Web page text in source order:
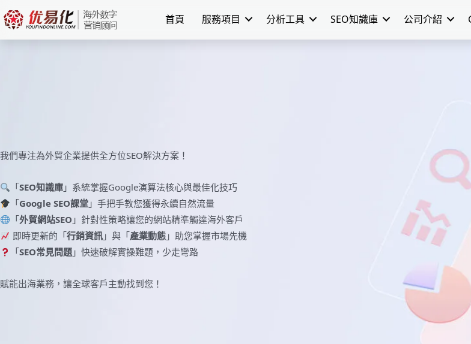
Skip
to
content
首頁 服務項目 分析工具 SEO知識庫 公司介紹
我們專注為外貿企業提供全方位SEO解決方案！
「SEO知識庫 」系統掌握Google演算法核心與最佳化技巧
「Google SEO課堂 」手把手教您獲得永續自然流量
「外貿網站SEO 」針對性策略讓您的網站精準觸達海外客戶
即時更新的「行銷資訊 」與「產業動態 」助您掌握市場先機
「SEO常見問題 」快速破解實操難題，少走彎路
賦能出海業務，讓全球​​客戶主動找到您！